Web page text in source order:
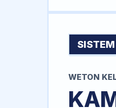
WETON